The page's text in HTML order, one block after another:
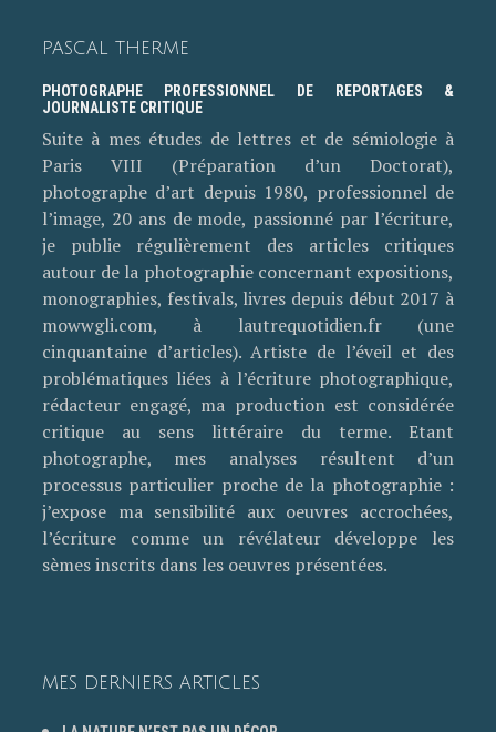
PASCAL THERME
PHOTOGRAPHE PROFESSIONNEL DE REPORTAGES &
JOURNALISTE CRITIQUE
Suite à mes études de lettres et de sémiologie à
Paris VIII (Préparation d’un Doctorat),
photographe d’art depuis 1980, professionnel de
l’image, 20 ans de mode, passionné par l’écriture,
je publie régulièrement des articles critiques
autour de la photographie concernant expositions,
monographies, festivals, livres depuis début 2017 à
mowwgli.com, à lautrequotidien.fr (une
cinquantaine d’articles). Artiste de l’éveil et des
problématiques liées à l’écriture photographique,
rédacteur engagé, ma production est considérée
critique au sens littéraire du terme. Etant
photographe, mes analyses résultent d’un
processus particulier proche de la photographie :
j’expose ma sensibilité aux oeuvres accrochées,
l’écriture comme un révélateur développe les
sèmes inscrits dans les oeuvres présentées.
MES DERNIERS ARTICLES